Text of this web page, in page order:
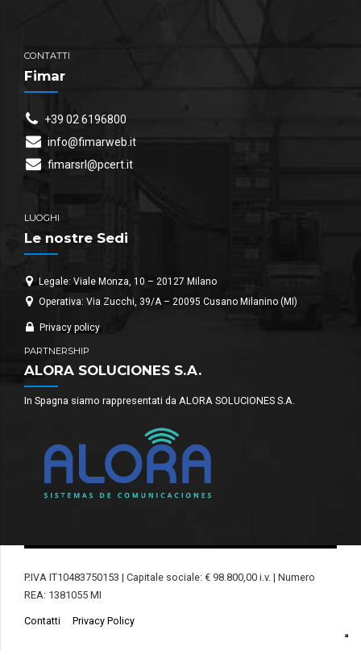
CONTATTI
Fimar
+39 02 6196800
info@fimarweb.it
fimarsrl@pcert.it
LUOGHI
Le nostre Sedi
Legale: Viale Monza, 10 – 20127 Milano
Operativa: Via Zucchi, 39/A – 20095 Cusano Milanino (MI)
Privacy policy
PARTNERSHIP
ALORA SOLUCIONES S.A.
In Spagna siamo rappresentati da ALORA SOLUCIONES S.A.
P.IVA IT10483750153 | Capitale sociale: € 98.800,00 i.v. | Numero
REA: 1381055 MI
Contatti Privacy Policy